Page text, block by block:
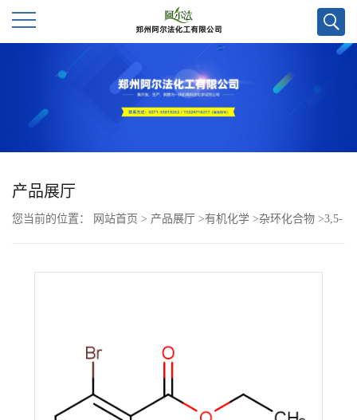
公
产品展厅
您当前的位置： 网站首页 > 产品展厅 >有机化学 >杂环化合物 >3,5-